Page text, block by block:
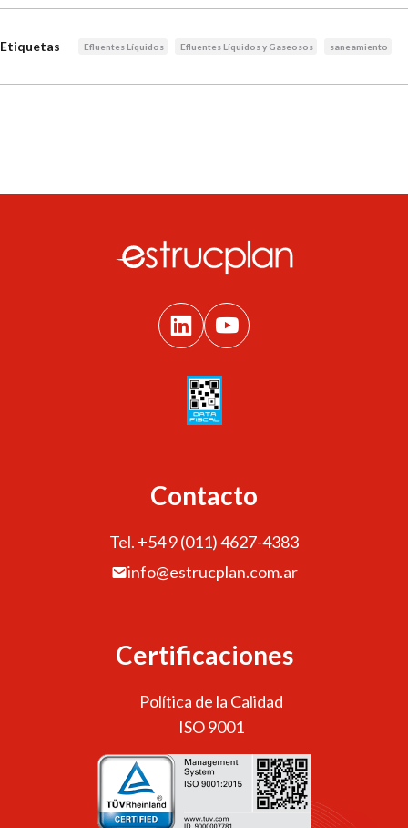
Etiquetas Efluentes Líquidos Efluentes Líquidos y Gaseosos saneamiento
Contacto
Tel. +54 9 (011) 4627-4383
info@estrucplan.com.ar
Certificaciones
Política de la Calidad
ISO 9001